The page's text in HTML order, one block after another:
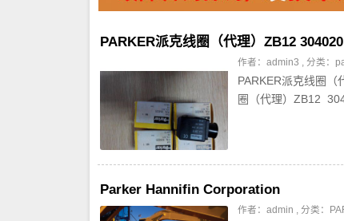
PARKER派克线圈（代理）ZB12 304020
作者：admin3 , 分类：
PARKER派克线圈（
圈（代理）ZB12
Parker Hannifin Corporation
作者：admin , 分类：